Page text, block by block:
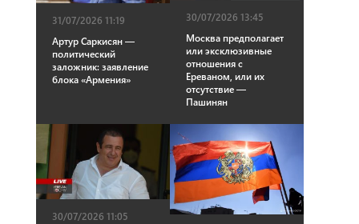
31/07/2026 11:19
Артур Саркисян —
политический
заложник: заявление
блока «Армения»
30/07/2026 13:45
Москва предполагает
или эксклюзивные
отношения с
Ереваном, или их
отсутствие —
Пашинян
30/07/2026 11:05